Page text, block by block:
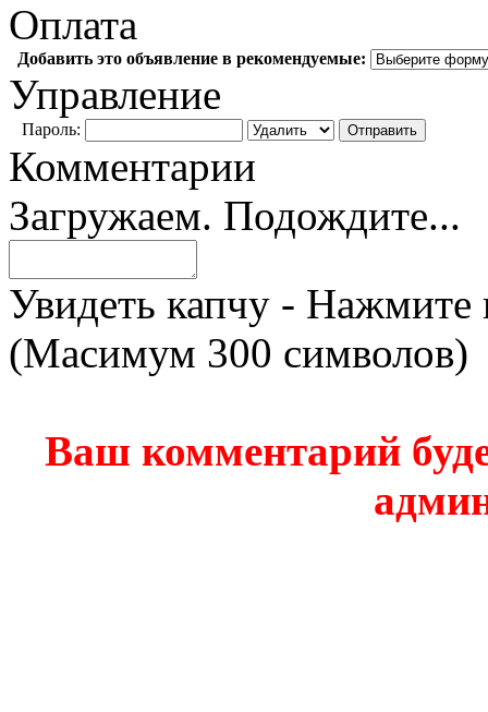
Оплата
Добавить это объявление в рекомендуемые:
Управление
Пароль:
Комментарии
Загружаем. Подождите...
Увидеть капчу - Нажмите
(Масимум 300 символов)
Ваш комментарий